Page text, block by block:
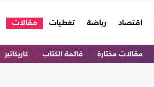
اقتصاد رياضة تغطيات مقالات
مقالات مختارة قائمة الكتاب كاريكاتير